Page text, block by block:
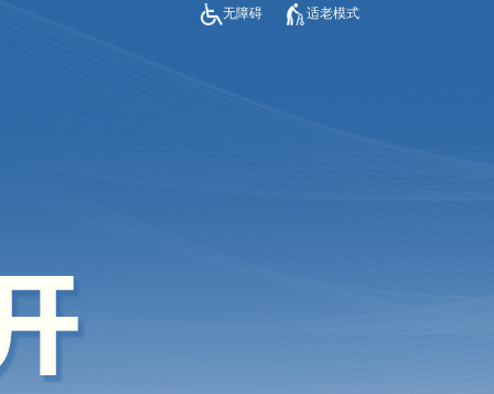
无障碍 适老模式